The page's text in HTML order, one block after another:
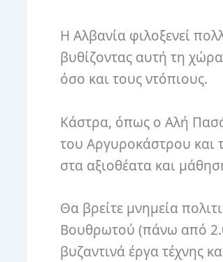
Η Αλβανία φιλοξενεί
βυθίζοντας αυτή τη
όσο και τους ντόπιους.
Κάστρα, όπως ο Αλή
του Αργυροκάστρου και
στα αξιοθέατα και
Θα βρείτε μνημεία
Βουθρωτού (πάνω από
βυζαντινά έργα τέχνης